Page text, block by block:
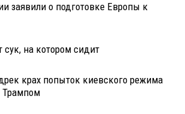
заявили о подготовке Европы к
сук, на котором сидит
крах попыток киевского режима
Трампом